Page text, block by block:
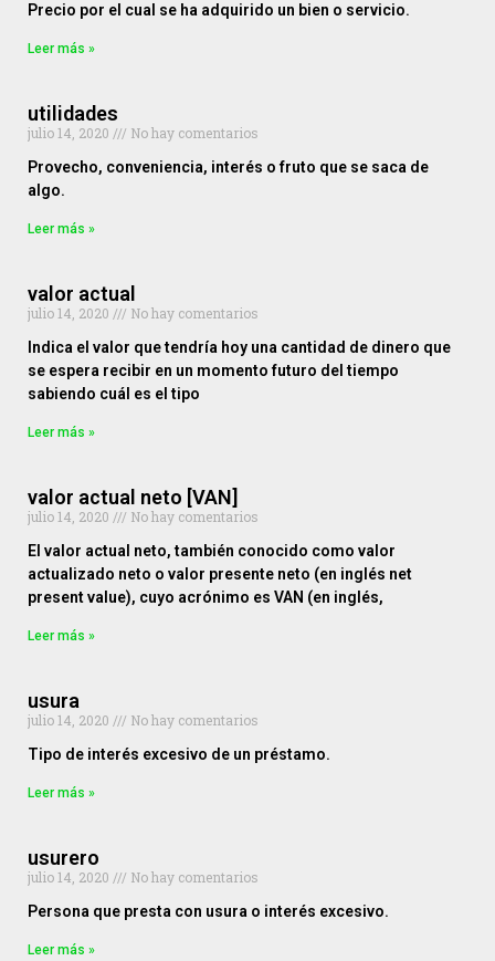
Precio por el cual se ha adquirido un bien o servicio.
Leer más »
utilidades
julio 14, 2020
No hay comentarios
Provecho, conveniencia, interés o fruto que se saca de
algo.
Leer más »
valor actual
julio 14, 2020
No hay comentarios
Indica el valor que tendría hoy una cantidad de dinero que
se espera recibir en un momento futuro del tiempo
sabiendo cuál es el tipo
Leer más »
valor actual neto [VAN]
julio 14, 2020
No hay comentarios
El valor actual neto, también conocido como valor
actualizado neto o valor presente neto (en inglés net
present value), cuyo acrónimo es VAN (en inglés,
Leer más »
usura
julio 14, 2020
No hay comentarios
Tipo de interés excesivo de un préstamo.
Leer más »
usurero
julio 14, 2020
No hay comentarios
Persona que presta con usura o interés excesivo.
Leer más »